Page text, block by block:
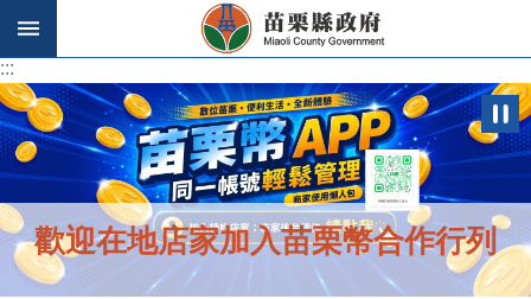
跳到主要內容區塊
:::
:::
歡迎在地店家加入苗栗幣合作行列